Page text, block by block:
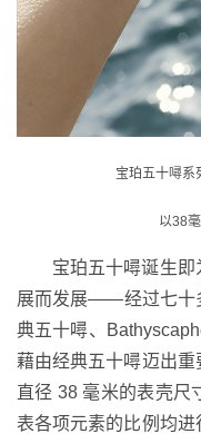
宝珀五十噚
以38
宝珀五十噚诞生
展而发展——经过七十
典五十噚、
藉由经典五十噚迈出
直径 38 毫米的表壳
表各项元素的比例均